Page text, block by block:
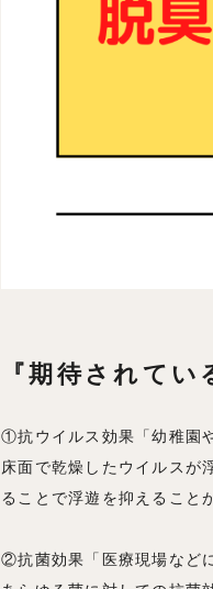
『期待されてい
①抗ウイルス効果「幼稚園
床面で乾燥したウイルスが
ることで浮遊を抑えること
②抗菌効果「医療現場などに